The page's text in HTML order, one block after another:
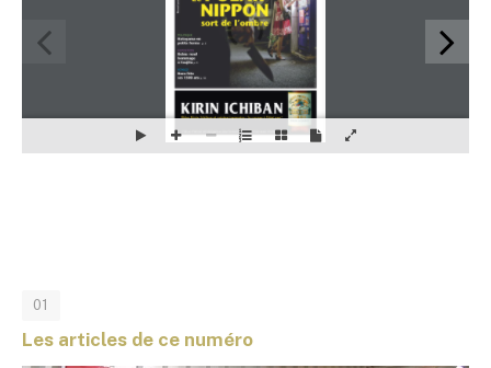
01
Les articles de ce numéro